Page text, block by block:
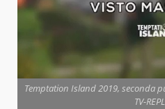
Temptation Island 2019, seconda
TV-